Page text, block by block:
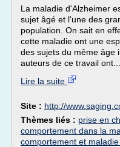
La maladie d'Alzheimer
sujet âgé et l'une des
population. On sait en
cette maladie ont une
des sujets du même âge
auteurs de ce travail ont...
Lire la suite
Site : http://
Thèmes liés : prise en
comportement dans la
comportement et